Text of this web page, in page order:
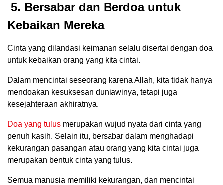
5. Bersabar dan Berdoa untuk
Kebaikan Mereka
Cinta yang dilandasi keimanan selalu disertai dengan doa
untuk kebaikan orang yang kita cintai.
Dalam mencintai seseorang karena Allah, kita tidak hanya
mendoakan kesuksesan duniawinya, tetapi juga
kesejahteraan akhiratnya.
Doa yang tulus merupakan wujud nyata dari cinta yang
penuh kasih. Selain itu, bersabar dalam menghadapi
kekurangan pasangan atau orang yang kita cintai juga
merupakan bentuk cinta yang tulus.
Semua manusia memiliki kekurangan, dan mencintai